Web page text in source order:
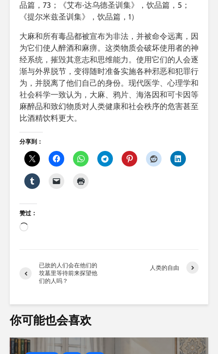
品篇，73；《艾布·达乌德圣训集》，饮品篇，5；
《提尔米兹圣训集》，饮品篇，1）
大麻和所有毒品都被宣布为非法，并被命令远离，因
为它们使人醉酒和麻痹。这类物质会破坏使用者的神
经系统，摧毁其意志和思维能力。使用它们的人会逐
渐与外界脱节，变得随时准备实施各种邪恶和犯罪行
为，并脱离了他们自己的身份。现代医学、心理学和
社会科学一致认为，大麻、鸦片、海洛因和可卡因等
麻醉品和致幻物质对人类健康和社会秩序的危害甚至
比酒精饮料更大。
分享到：
赞过：
正
载…已故的人们会在他们的
坟墓里等待前来探望他
们的人吗？
人类的自由
你可能也会喜欢